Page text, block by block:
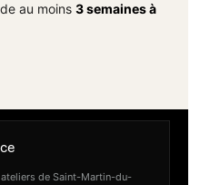
au moins 3 semaines à
de Saint-Martin-du-